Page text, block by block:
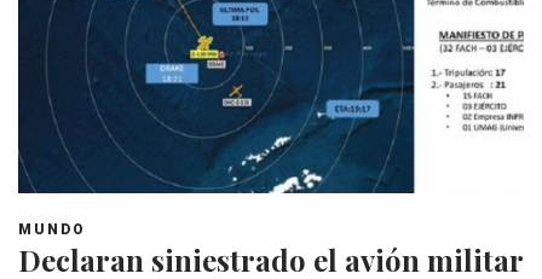
MUNDO
Declaran siniestrado el avión militar